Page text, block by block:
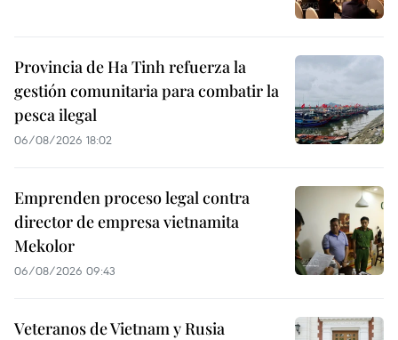
Provincia de Ha Tinh refuerza la
gestión comunitaria para combatir la
pesca ilegal
06/08/2026 18:02
Emprenden proceso legal contra
director de empresa vietnamita
Mekolor
06/08/2026 09:43
Veteranos de Vietnam y Rusia